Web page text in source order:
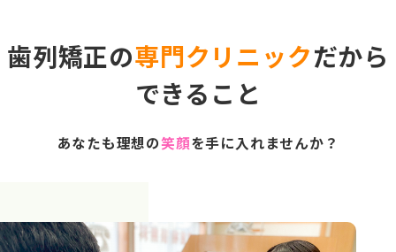
歯列矯正の専門クリニックだから
できること
あなたも理想の笑顔を手に入れませんか？